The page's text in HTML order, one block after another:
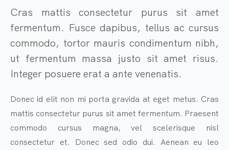
Cras mattis consectetur purus sit amet
fermentum. Fusce dapibus, tellus ac cursus
commodo, tortor mauris condimentum nibh,
ut fermentum massa justo sit amet risus.
Integer posuere erat a ante venenatis.
Donec id elit non mi porta gravida at eget metus. Cras
mattis consectetur purus sit amet fermentum. Praesent
commodo cursus magna, vel scelerisque nisl
consectetur et. Donec sed odio dui. Aenean eu leo